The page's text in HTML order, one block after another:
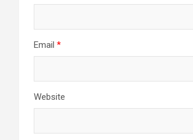
Email *
Website